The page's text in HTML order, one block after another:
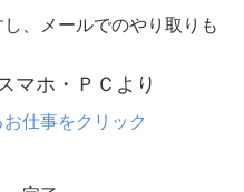
、メールでのやり取りも
マホ・ＰＣより
仕事をクリック